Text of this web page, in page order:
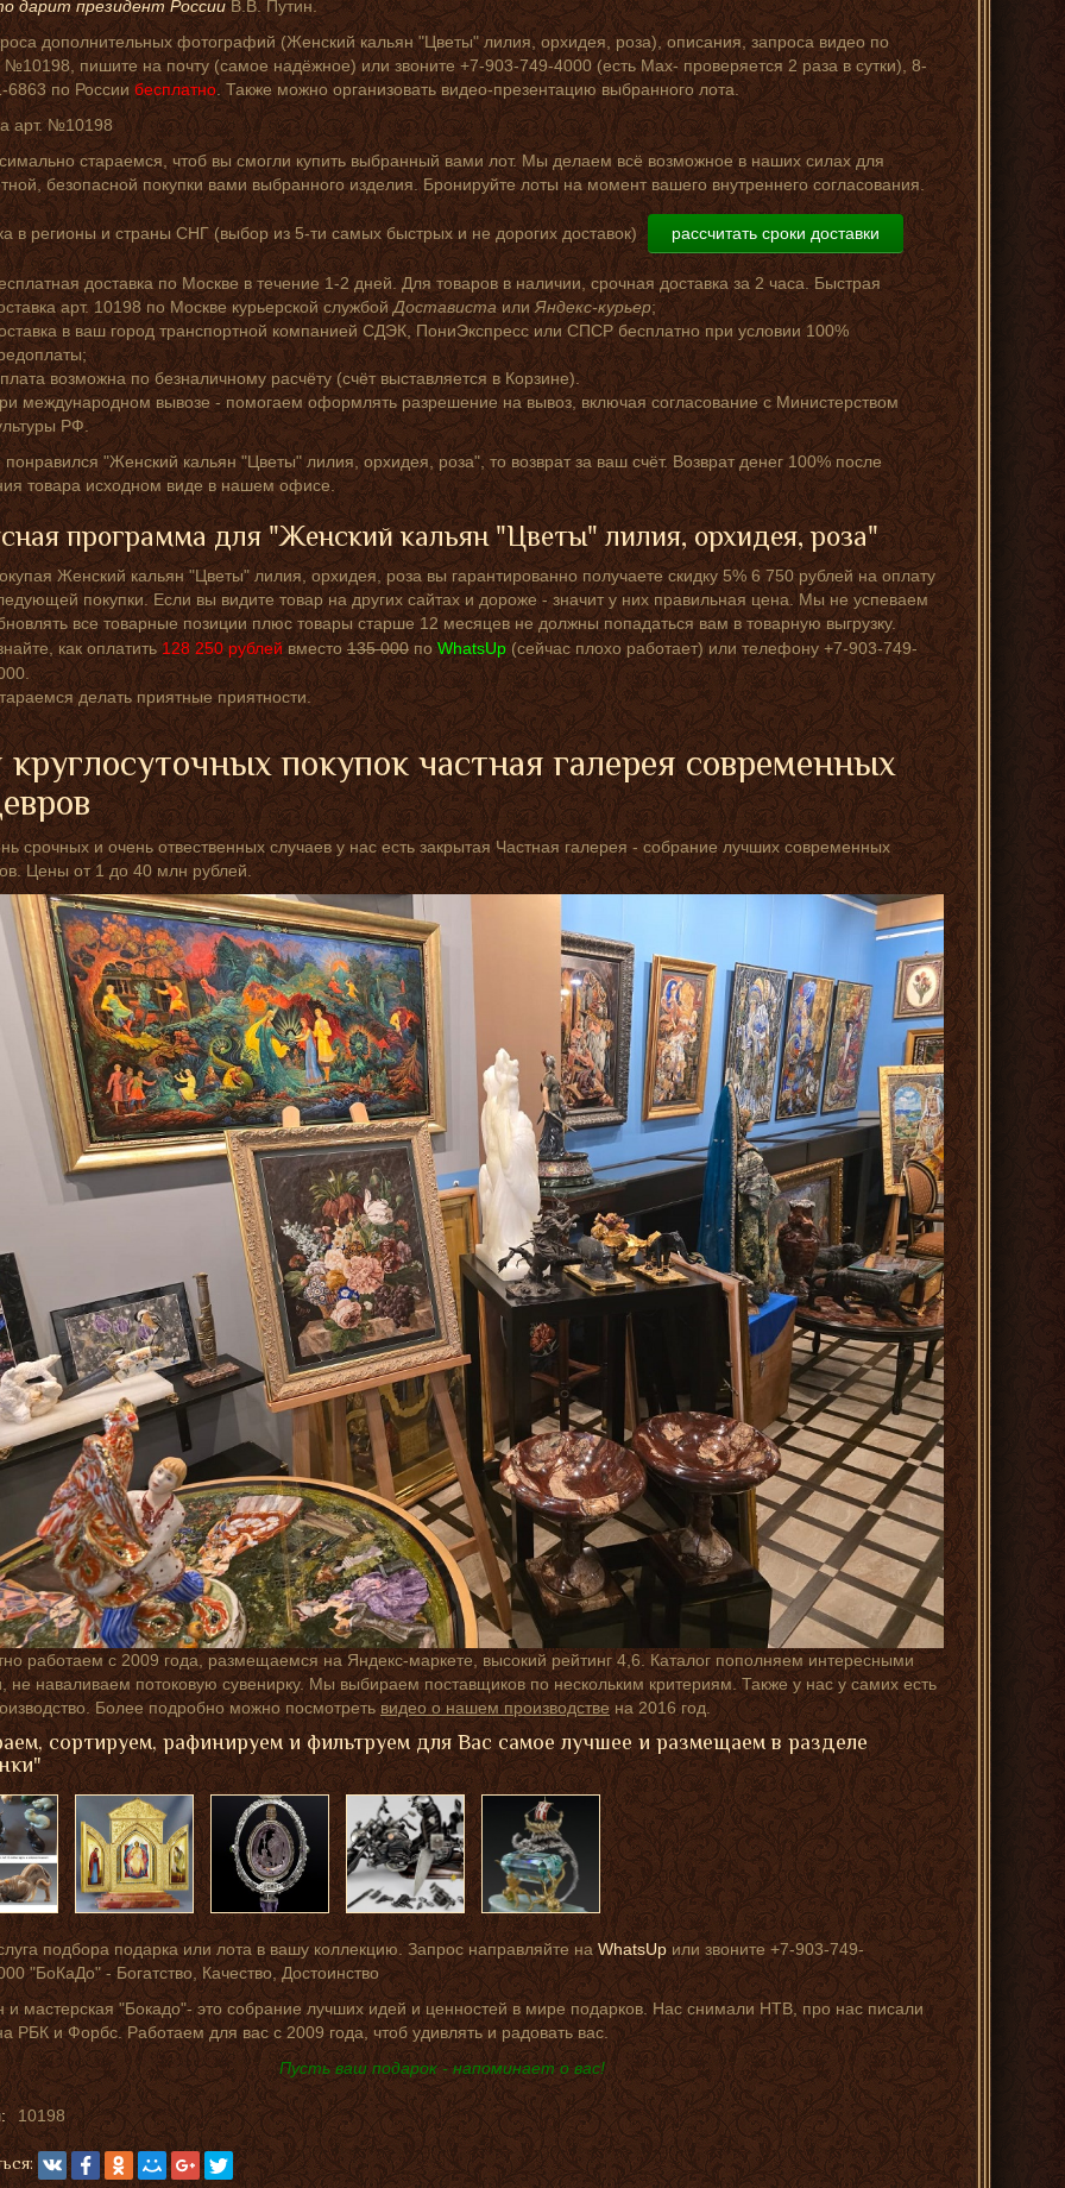
дарит президент РоссииВ.В. Путин.
дополнительных фотографий (Женский кальян "Цветы" лилия, орхидея, роза), описания, запроса видео по
№10198, пишите на почту (самое надёжное) или звоните +7-903-749-4000 (есть Мах- проверяется 2 раза в сутки), 8-
6863 по Россиибесплатно. Также можно организовать видео-презентацию выбранного лота.
арт. №10198
стараемся, чтоб вы смогли купить выбранный вами лот. Мы делаем всё возможное в наших силах для
безопасной покупки вами выбранного изделия. Бронируйте лоты на момент вашего внутреннего согласования.
в регионы и страны СНГ (выбор из 5-ти самых быстрых и не дорогих доставок) рассчитать сроки доставки
доставка по Москве в течение 1-2 дней. Для товаров в наличии, срочная доставка за 2 часа. Быстрая
арт. 10198 по Москве курьерской службойДоставистаилиЯндекс-курьер;
в ваш город транспортной компанией СДЭК, ПониЭкспресс или СПСР бесплатно при условии 100%
возможна по безналичному расчёту (счёт выставляется в Корзине).
международном вывозе - помогаем оформлять разрешение на вывоз, включая согласование с Министерством
РФ.
"Женский кальян "Цветы" лилия, орхидея, роза", то возврат за ваш счёт. Возврат денег 100% после
товара исходном виде в нашем офисе.
программа для "Женский кальян "Цветы" лилия, орхидея, роза"
Женский кальян "Цветы" лилия, орхидея, роза вы гарантированно получаете скидку 5% 6 750 рублей на оплату
покупки. Если вы видите товар на других сайтах и дороже - значит у них правильная цена. Мы не успеваем
все товарные позиции плюс товары старше 12 месяцев не должны попадаться вам в товарную выгрузку.
как оплатить 128 250 рублейвместо135 000поWhatsUp (сейчас плохо работает) или телефону +7-903-749-
делать приятные приятности.
покупок частная галерея современных
срочных и очень отвественных случаев у нас есть закрытая Частная галерея - собрание лучших современных
Цены от 1 до 40 млн рублей.
работаем с 2009 года, размещаемся на Яндекс-маркете, высокий рейтинг 4,6. Каталог пополняем интересными
не наваливаем потоковую сувенирку. Мы выбираем поставщиков по нескольким критериям. Также у нас у самих есть
Более подробно можно посмотретьвидео о нашем производствена 2016 год.
сортируем, рафинируем и фильтруем для Вас самое лучшее и размещаем в разделе
подбора подарка или лота в вашу коллекцию. Запрос направляйте наWhatsUpили звоните +7-903-749-
"БоКаДо" - Богатство, Качество, Достоинство
и мастерская "Бокадо"- это собрание лучших идей и ценностей в мире подарков. Нас снимали НТВ, про нас писали
РБК и Форбс. Работаем для вас с 2009 года, чтоб удивлять и радовать вас.
Пусть ваш подарок - напоминает о вас!
10198